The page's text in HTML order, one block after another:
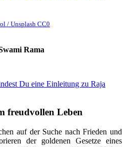
/ Unsplash CC0
Rama
Du eine Einleitung zu Raja
freudvollen Leben
auf der Suche nach Frieden und
der goldenen Gesetze eines